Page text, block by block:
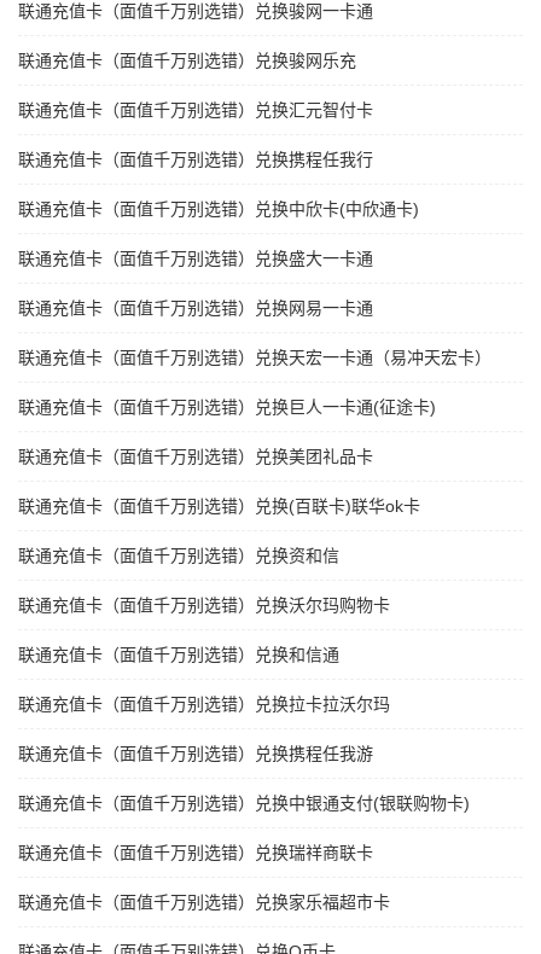
联通充值卡（面值千万别选错）兑换骏网一卡通
联通充值卡（面值千万别选错）兑换骏网乐充
联通充值卡（面值千万别选错）兑换汇元智付卡
联通充值卡（面值千万别选错）兑换携程任我行
联通充值卡（面值千万别选错）兑换中欣卡(中欣通卡)
联通充值卡（面值千万别选错）兑换盛大一卡通
联通充值卡（面值千万别选错）兑换网易一卡通
联通充值卡（面值千万别选错）兑换天宏一卡通（易冲天宏卡）
联通充值卡（面值千万别选错）兑换巨人一卡通(征途卡)
联通充值卡（面值千万别选错）兑换美团礼品卡
联通充值卡（面值千万别选错）兑换(百联卡)联华ok卡
联通充值卡（面值千万别选错）兑换资和信
联通充值卡（面值千万别选错）兑换沃尔玛购物卡
联通充值卡（面值千万别选错）兑换和信通
联通充值卡（面值千万别选错）兑换拉卡拉沃尔玛
联通充值卡（面值千万别选错）兑换携程任我游
联通充值卡（面值千万别选错）兑换中银通支付(银联购物卡)
联通充值卡（面值千万别选错）兑换瑞祥商联卡
联通充值卡（面值千万别选错）兑换家乐福超市卡